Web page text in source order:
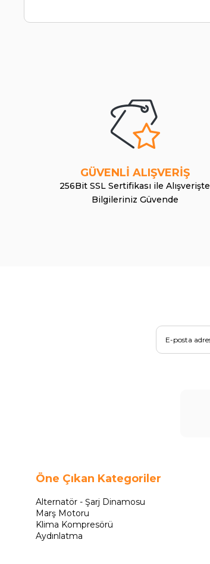
GÜVENLİ ALIŞVERİŞ
256Bit SSL Sertifikası ile Alışverişte
Bilgileriniz Güvende
Öne Çıkan Kategoriler
Alternatör - Şarj Dinamosu
Marş Motoru
Klima Kompresörü
Aydınlatma